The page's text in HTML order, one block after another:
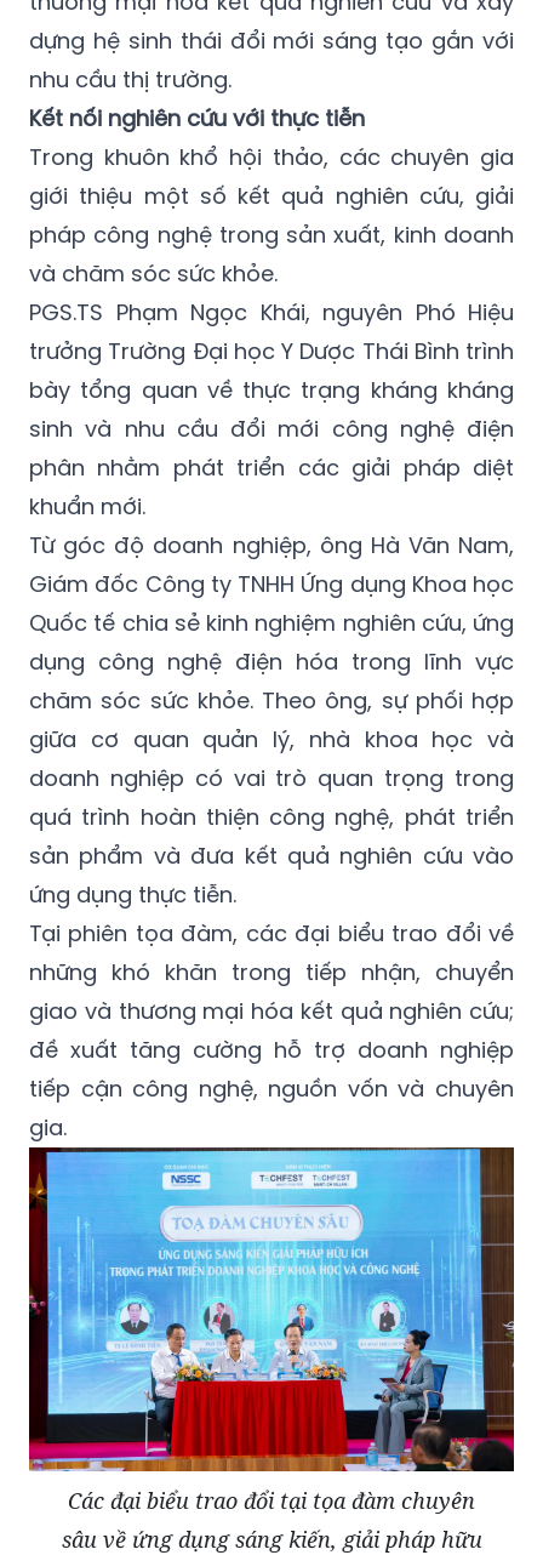
dựng hệ sinh thái đổi mới sáng tạo gắn với
nhu cầu thị trường.
Kết nối nghiên cứu với thực tiễn
Trong khuôn khổ hội thảo, các chuyên gia
giới thiệu một số kết quả nghiên cứu, giải
pháp công nghệ trong sản xuất, kinh doanh
và chăm sóc sức khỏe.
PGS.TS Phạm Ngọc Khái, nguyên Phó Hiệu
trưởng Trường Đại học Y Dược Thái Bình trình
bày tổng quan về thực trạng kháng kháng
sinh và nhu cầu đổi mới công nghệ điện
phân nhằm phát triển các giải pháp diệt
khuẩn mới.
Từ góc độ doanh nghiệp, ông Hà Văn Nam,
Giám đốc Công ty TNHH Ứng dụng Khoa học
Quốc tế chia sẻ kinh nghiệm nghiên cứu, ứng
dụng công nghệ điện hóa trong lĩnh vực
chăm sóc sức khỏe. Theo ông, sự phối hợp
giữa cơ quan quản lý, nhà khoa học và
doanh nghiệp có vai trò quan trọng trong
quá trình hoàn thiện công nghệ, phát triển
sản phẩm và đưa kết quả nghiên cứu vào
ứng dụng thực tiễn.
Tại phiên tọa đàm, các đại biểu trao đổi về
những khó khăn trong tiếp nhận, chuyển
giao và thương mại hóa kết quả nghiên cứu;
đề xuất tăng cường hỗ trợ doanh nghiệp
tiếp cận công nghệ, nguồn vốn và chuyên
gia.
Các đại biểu trao đổi tại tọa đàm chuyên
sâu về ứng dụng sáng kiến, giải pháp hữu